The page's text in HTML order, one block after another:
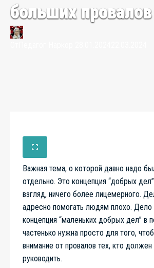
больших провалов
Важная тема, о которой давно надо
отдельно. Это концепция “добрых
взгляд, ничего более лицемерного.
адресно помогать людям плохо. Дело
концепция “маленьких добрых дел” в
частенько нужна просто для того,
внимание от провалов тех, кто
руководить.